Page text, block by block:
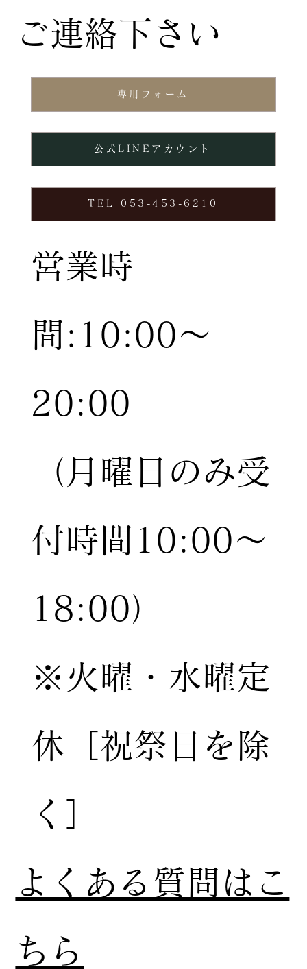
専用フォーム
TEL 053-453-6210
公式LINEアカウント
ご連絡下さい
営業時
間:10:00〜
20:00
（月曜日のみ受
付時間10:00〜
18:00）
※火曜・水曜定
休［祝祭日を除
く］
​よくある質問はこ
ちら